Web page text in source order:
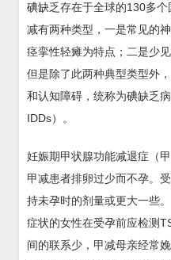
碘缺乏存在于全球的130多
减有两种类型，一是常见的
痉挛性轻瘫为特点；二是少
但是除了此两种典型类型外
和认知障碍，统称为碘缺乏
IDDs）。
妊娠期甲状腺功能减退症（
甲减患者排卵过少而不孕。
持未孕时的剂量或更大一些
症状的女性在受孕前应检测
间的联系少，甲减母亲经常